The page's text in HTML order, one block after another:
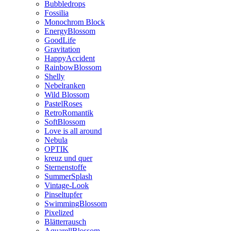
Bubbledrops
Fossilia
Monochrom Block
EnergyBlossom
GoodLife
Gravitation
HappyAccident
RainbowBlossom
Shelly
Nebelranken
Wild Blossom
PastelRoses
RetroRomantik
SoftBlossom
Love is all around
Nebula
OPTIK
kreuz und quer
Sternenstoffe
SummerSplash
Vintage-Look
Pinseltupfer
SwimmingBlossom
Pixelized
Blätterrausch